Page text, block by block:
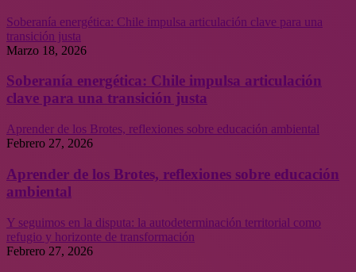
Soberanía energética: Chile impulsa articulación clave para una
transición justa
Marzo 18, 2026
Soberanía energética: Chile impulsa articulación
clave para una transición justa
Aprender de los Brotes, reflexiones sobre educación ambiental
Febrero 27, 2026
Aprender de los Brotes, reflexiones sobre educación
ambiental
Y seguimos en la disputa: la autodeterminación territorial como
refugio y horizonte de transformación
Febrero 27, 2026